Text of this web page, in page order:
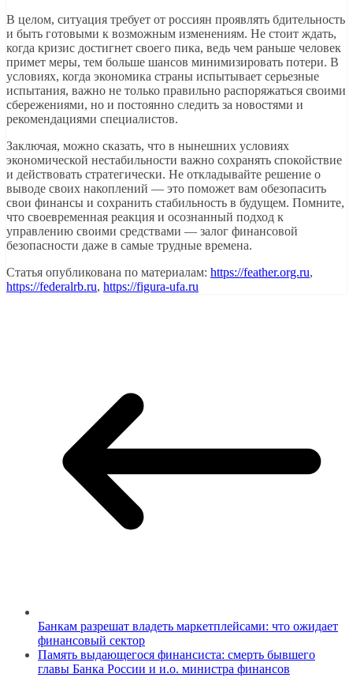
В целом, ситуация требует от россиян проявлять бдительность
и быть готовыми к возможным изменениям. Не стоит ждать,
когда кризис достигнет своего пика, ведь чем раньше человек
примет меры, тем больше шансов минимизировать потери. В
условиях, когда экономика страны испытывает серьезные
испытания, важно не только правильно распоряжаться своими
сбережениями, но и постоянно следить за новостями и
рекомендациями специалистов.
Заключая, можно сказать, что в нынешних условиях
экономической нестабильности важно сохранять спокойствие
и действовать стратегически. Не откладывайте решение о
выводе своих накоплений — это поможет вам обезопасить
свои финансы и сохранить стабильность в будущем. Помните,
что своевременная реакция и осознанный подход к
управлению своими средствами — залог финансовой
безопасности даже в самые трудные времена.
Статья опубликована по материалам: https://feather.org.ru,
https://federalrb.ru, https://figura-ufa.ru
Банкам разрешат владеть маркетплейсами: что ожидает
финансовый сектор
Память выдающегося финансиста: смерть бывшего
главы Банка России и и.о. министра финансов